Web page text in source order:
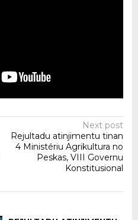
Next post
Rejultadu atinjimentu tinan
4 Ministériu Agrikultura no
Peskas, VIII Governu
Konstitusional